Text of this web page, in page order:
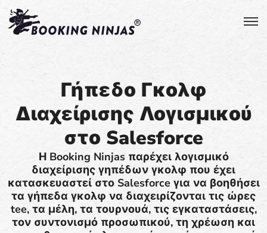
Γήπεδο Γκολφ
Διαχείρισης Λογισμικού
στο Salesforce
Η Booking Ninjas παρέχει λογισμικό
διαχείρισης γηπέδων γκολφ που έχει
κατασκευαστεί στο Salesforce για να βοηθήσει
τα γήπεδα γκολφ να διαχειρίζονται τις ώρες
tee, τα μέλη, τα τουρνουά, τις εγκαταστάσεις,
τον συντονισμό προσωπικού, τη χρέωση και